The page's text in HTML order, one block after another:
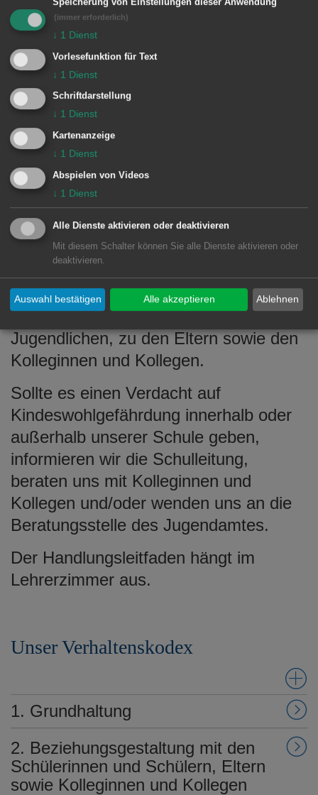
der Stadt Aalen, Verhaltensampel (© Musikschule
der Stadt Aalen)
Wir, die Lehrkräfte sowie
Mitarbeitende der Musikschule der
Stadt Aalen, sind uns unserer Aufgabe
und Verantwortung gegenüber unseren
Schülerinnen und Schülern bewusst
und achten auf die uns anvertrauten
Kinder und Jugendlichen sowie
aufeinander.
Die an der Musikschule angebotenen
gegenseitiges, vertrauensvolles
Verhältnis zu den Kindern und
Jugendlichen, zu den Eltern sowie den
Kolleginnen und Kollegen.
Sollte es einen Verdacht auf
Kindeswohlgefährdung innerhalb oder
außerhalb unserer Schule geben,
informieren wir die Schulleitung,
beraten uns mit Kolleginnen und
Kollegen und/oder wenden uns an die
Beratungsstelle des Jugendamtes.
Der Handlungsleitfaden hängt im
Lehrerzimmer aus.
Unser Verhaltenskodex
1. Grundhaltung
2. Beziehungsgestaltung mit den
Schülerinnen und Schülern, Eltern
sowie Kolleginnen und Kollegen
Speicherung von Einstellungen dieser Anwendung
(immer erforderlich)
↓ 1 Dienst
Vorlesefunktion für Text
↓ 1 Dienst
Schriftdarstellung
↓ 1 Dienst
Kartenanzeige
↓ 1 Dienst
Abspielen von Videos
↓ 1 Dienst
Alle Dienste aktivieren oder deaktivieren
Mit diesem Schalter können Sie alle Dienste aktivieren oder
deaktivieren.
Ablehnen
Auswahl bestätigen Alle akzeptieren